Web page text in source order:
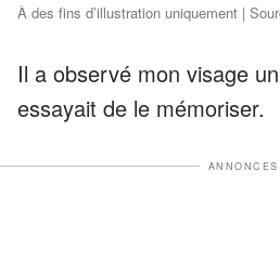
À des fins d’illustration uniquement |
Il a observé mon visage
essayait de le mémoriser.
ANNONCES